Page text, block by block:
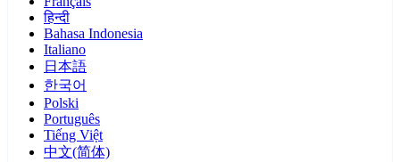
हिन्दी
Bahasa Indonesia
Italiano
日本語
한국어
Polski
Português
Tiếng Việt
中文(简体)